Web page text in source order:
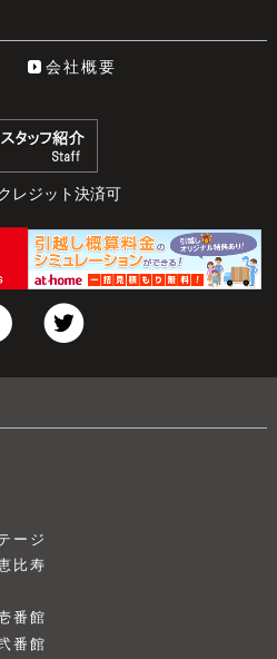
会社概要
レジット決済可
ージ
比寿
番館
番館